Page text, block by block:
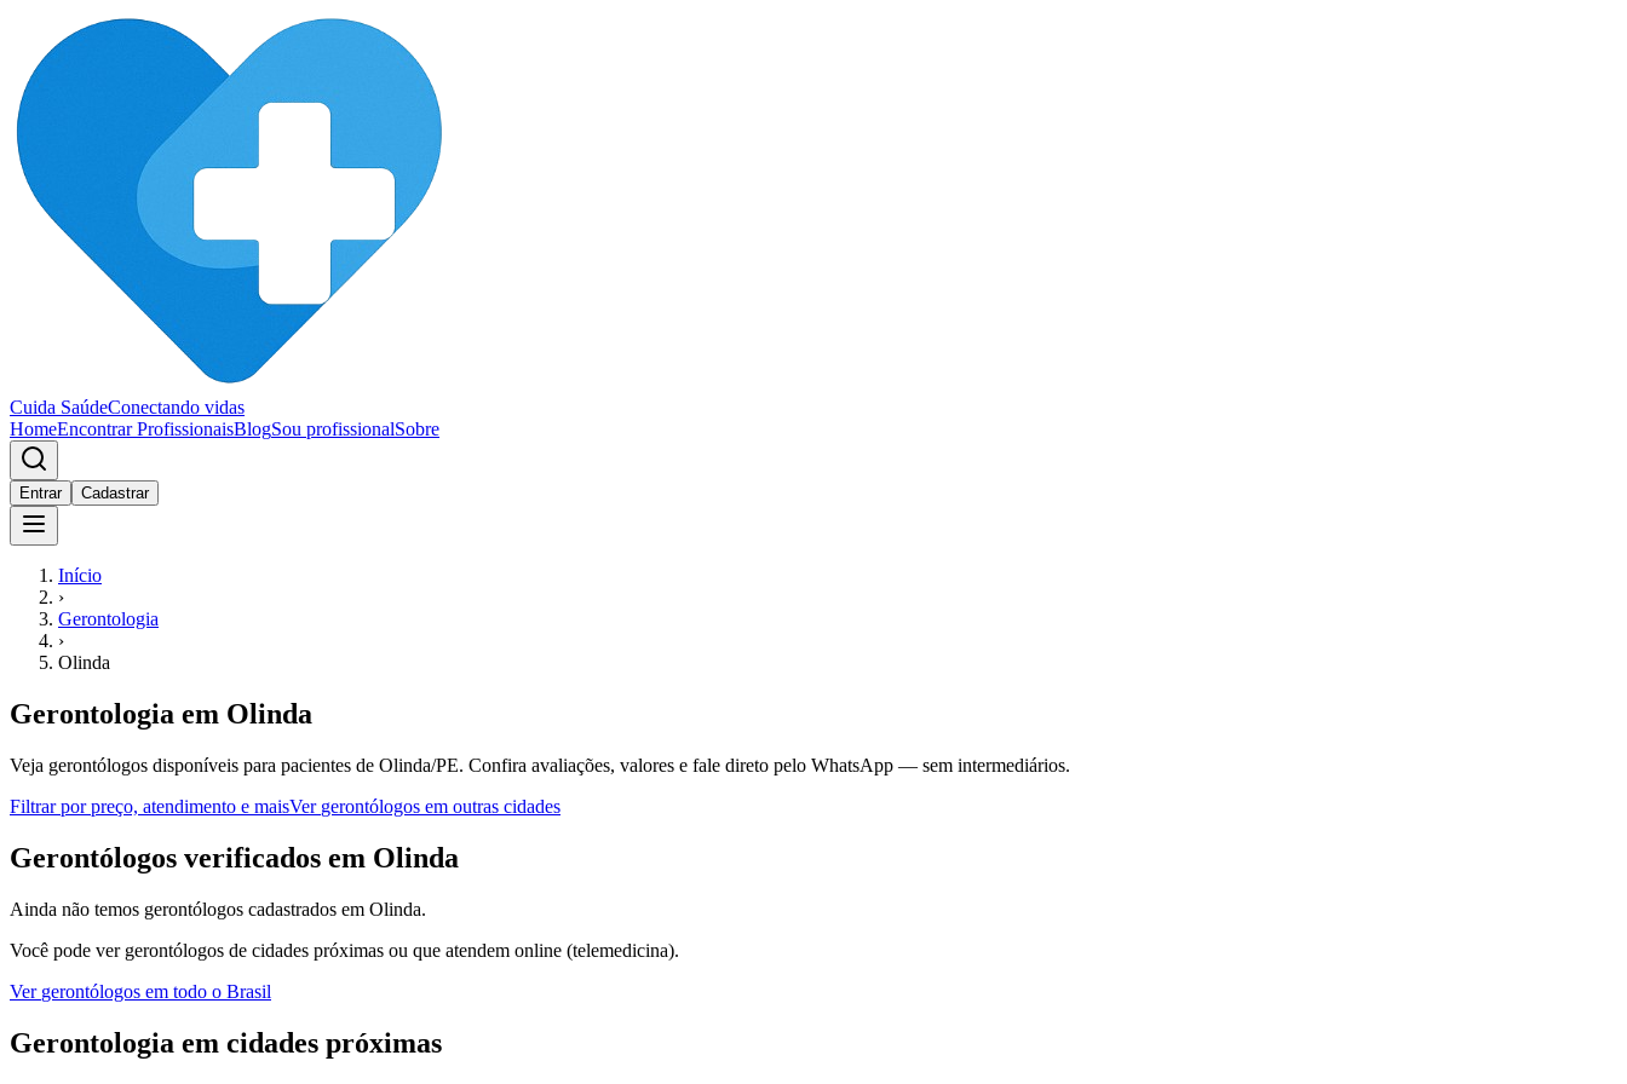
Cuida SaúdeConectando vidas
HomeEncontrar ProfissionaisBlogSou profissionalSobre
Entrar Cadastrar
Início
›
Gerontologia
›
Olinda
Gerontologia em Olinda
Veja gerontólogos disponíveis para pacientes de Olinda/PE. Confira avaliações, valores e fale direto pelo WhatsApp — sem intermediários.
Filtrar por preço, atendimento e maisVer gerontólogos em outras cidades
Gerontólogos verificados em Olinda
Ainda não temos gerontólogos cadastrados em Olinda.
Você pode ver gerontólogos de cidades próximas ou que atendem online (telemedicina).
Ver gerontólogos em todo o Brasil
Gerontologia em cidades próximas